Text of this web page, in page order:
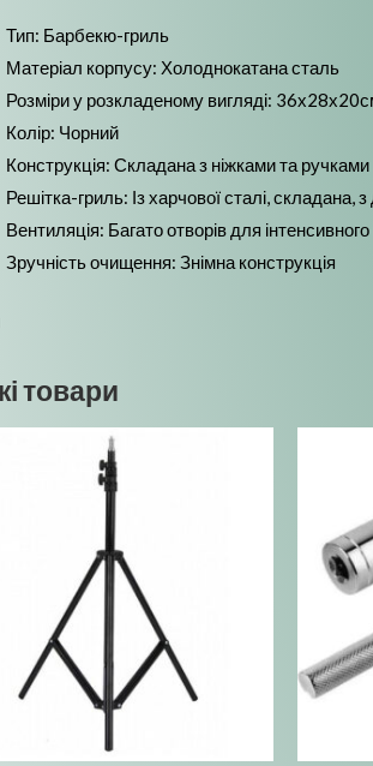
Тип: Барбекю-гриль
Матеріал корпусу: Холоднокатана сталь
Розміри у розкладеному вигляді:
Колір: Чорний
Конструкція: Складана з ніжками та ручками
Решітка-гриль: Із харчової сталі, складана,
Вентиляція: Багато отворів для інтенсивного
Зручність очищення: Знімна конструкція
товари